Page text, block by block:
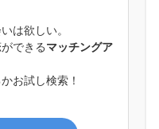
は欲しい。
できるマッチングア
お試し検索！